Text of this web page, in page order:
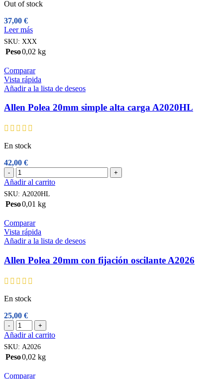
Out of stock
37,00 €
Leer más
SKU: XXX
Peso0,02 kg
Comparar
Vista rápida
Añadir a la lista de deseos
Allen Polea 20mm simple alta carga A2020HL
En stock
42,00 €
-
Allen
Polea
simple
alta
A2020HL
cantidad
+
Añadir al carrito
SKU: A2020HL
Peso0,01 kg
Comparar
Vista rápida
Añadir a la lista de deseos
Allen Polea 20mm con fijación oscilante A2026
En stock
25,00 €
-
Allen
Polea
con
fijación
+
Añadir al carrito
SKU: A2026
Peso0,02 kg
Comparar